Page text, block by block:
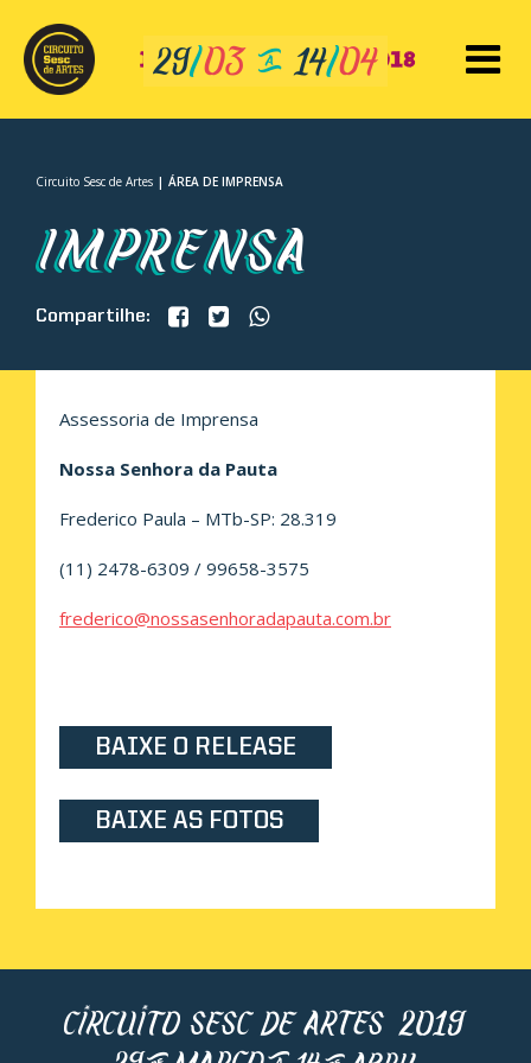
Circuito Sesc de Artes ÁREA DE IMPRENSA
Compartilhe:
Assessoria de Imprensa
Nossa Senhora da Pauta
Frederico Paula – MTb-SP: 28.319
(11) 2478-6309 / 99658-3575
frederico@nossasenhoradapauta.com.br
BAIXE O RELEASE
BAIXE AS FOTOS